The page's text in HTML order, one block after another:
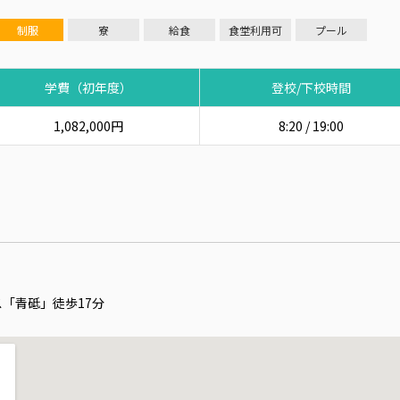
制服 寮 給食 食堂利用可 プール
学費（初年度） 登校/下校時間
1,082,000円 8:20 / 19:00
青砥」徒歩17分